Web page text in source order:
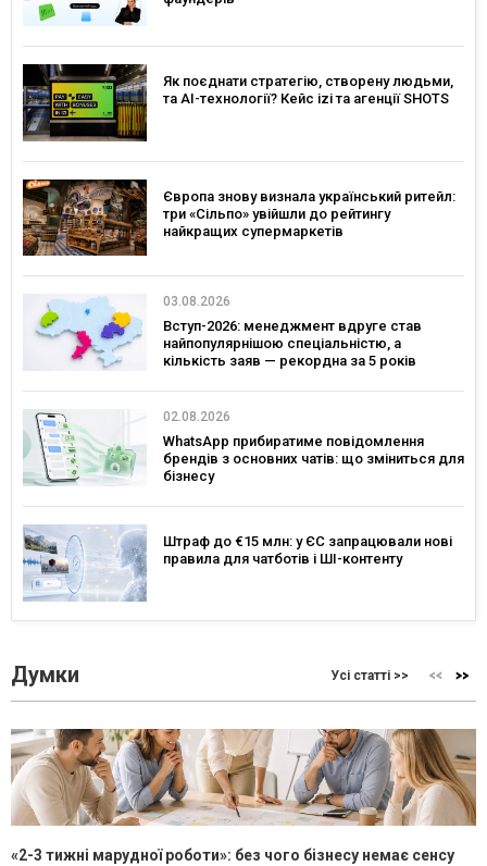
Як поєднати стратегію, створену людьми,
та AI-технології? Кейс izi та агенції SHOTS
Європа знову визнала український ритейл:
три «Сільпо» увійшли до рейтингу
найкращих супермаркетів
03.08.2026
Вступ-2026: менеджмент вдруге став
найпопулярнішою спеціальністю, а
кількість заяв — рекордна за 5 років
02.08.2026
WhatsApp прибиратиме повідомлення
брендів з основних чатів: що зміниться для
бізнесу
Штраф до €15 млн: у ЄС запрацювали нові
правила для чатботів і ШІ-контенту
Думки Усі статті >>
«2-3 тижні марудної роботи»: без чого бізнесу немає сенсу